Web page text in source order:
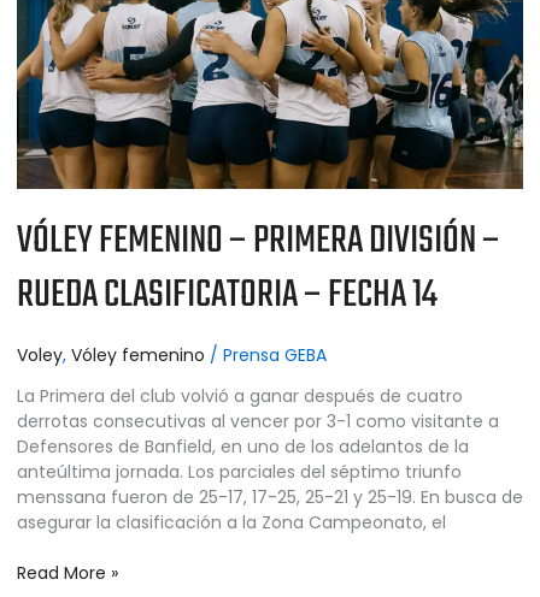
VÓLEY FEMENINO – PRIMERA DIVISIÓN –
RUEDA CLASIFICATORIA – FECHA 14
Voley, Vóley femenino / Prensa GEBA
La Primera del club volvió a ganar después de cuatro
derrotas consecutivas al vencer por 3-1 como visitante a
Defensores de Banfield, en uno de los adelantos de la
anteúltima jornada. Los parciales del séptimo triunfo
menssana fueron de 25-17, 17-25, 25-21 y 25-19. En busca de
asegurar la clasificación a la Zona Campeonato, el
RUEDA
CLASIFICATORIA
–
FECHA
Read More »